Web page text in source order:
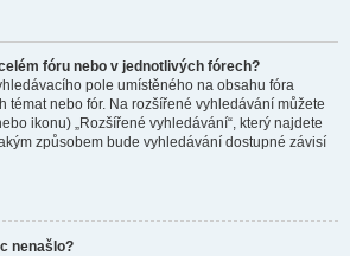
fóru nebo v jednotlivých fórech?
pole umístěného na obsahu fóra
témat nebo fór. Na rozšířené vyhledávání můžete
ikonu) „Rozšířené vyhledávání“, který najdete
způsobem bude vyhledávání dostupné závisí
nenašlo?